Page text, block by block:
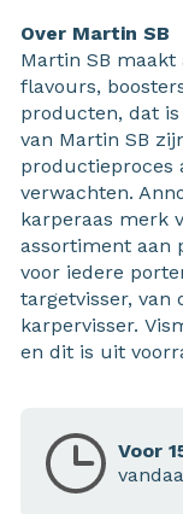
Over Martin SB
Martin SB maakt
flavours,
producten, dat
van Martin SB
productieproces
verwachten.
karperaas merk
assortiment aan
voor iedere
targetvisser, van
karpervisser.
en dit is uit
Voor